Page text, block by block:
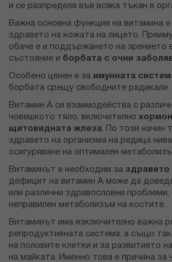
и се разпределя във всяка тъкан в
Важна основна функция на витамина
здравето на кожата на лицето.
обаче е и поддържането на зрението
състояние и борбата с очни
Особено ценен е за имунната
борбата срещу свободните радикали.
Витамин А си взаимодейства с
човешкото тяло, включително
щитовидната жлеза. По този начин
здравето на организма на редица
осигуряване на оптимален
Витаминът е необходим за здравето
дефицит на витамин А може да
или различни здравословни проблеми,
неправилен метаболизъм на костите.
Витаминът има изключително важна
репродуктивната система, а също
на половите клетки и за развитието
на майката. Именно това е причина за